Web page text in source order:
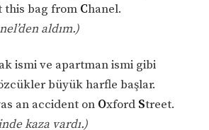
this bag from Chanel.
aldım.)
ismi ve apartman ismi gibi
büyük harfle başlar.
an accident on Oxford Street.
kaza vardı.)